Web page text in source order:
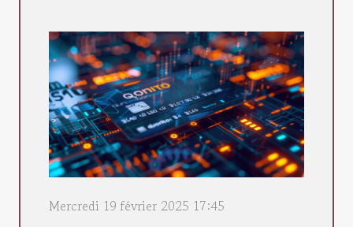
Mercredi 19 février 2025 17:45